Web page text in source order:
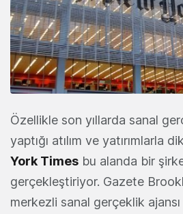
Özellikle son yıllarda sanal
yaptığı atılım ve yatırımlarla
York Times bu alanda bir
gerçekleştiriyor. Gazete
merkezli sanal gerçeklik ajansı